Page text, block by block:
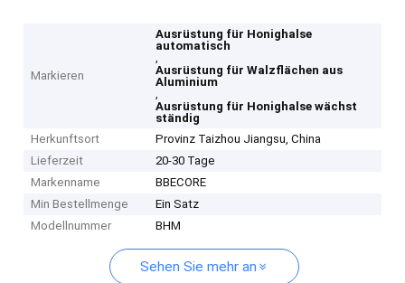
Markieren
Ausrüstung für Honighalse
automatisch
,
Ausrüstung für Walzflächen aus
Aluminium
,
Ausrüstung für Honighalse wächst
ständig
Herkunftsort
Provinz Taizhou Jiangsu, China
Lieferzeit
20-30 Tage
Markenname
BBECORE
Min Bestellmenge
Ein Satz
Modellnummer
BHM
Sehen Sie mehr an